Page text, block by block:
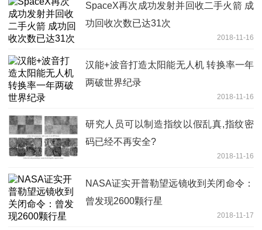
SpaceX再次成功发射并回收二手火箭 成
功回收次数已达31次
2018-11-16
汉能+波音打造太阳能无人机 转换率一年
两破世界纪录
2018-11-16
研究人员可以制造指纹以假乱真,指纹密
码已经不再安全?
2018-11-16
NASA证实开普勒望远镜收到关闭命令：
曾发现2600颗行星
2018-11-17